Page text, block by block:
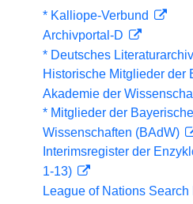
* Kalliope-Verbund
Archivportal-D
* Deutsches
Historische Mitglieder der
Akademie der
* Mitglieder der
Wissenschaften (BAdW)
Interimsregister der
1-13)
League of Nations Search